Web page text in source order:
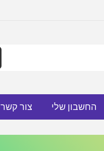
החשבון שלי צור קשר